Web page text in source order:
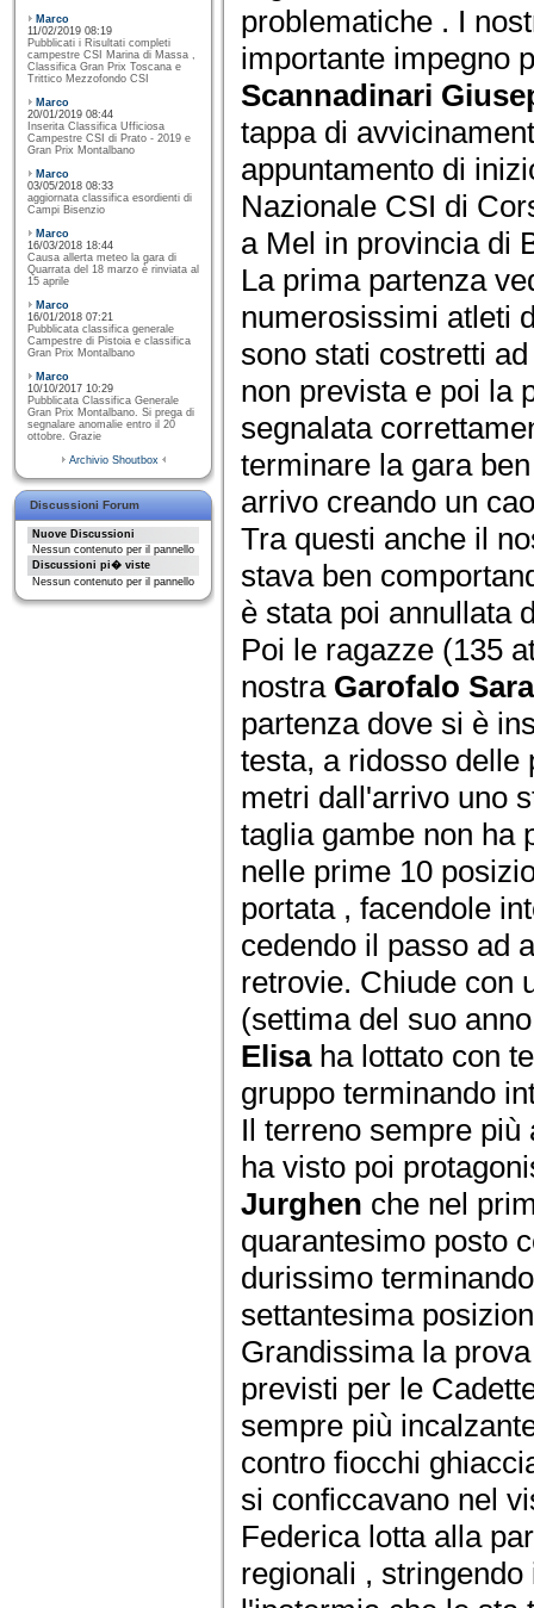
Marco
11/02/2019 08:19
Pubblicati i Risultati completi
campestre CSI Marina di Massa ,
Classifica Gran Prix Toscana e
Trittico Mezzofondo CSI
Marco
20/01/2019 08:44
Inserita Classifica Ufficiosa
Campestre CSI di Prato - 2019 e
Gran Prix Montalbano
Marco
03/05/2018 08:33
aggiornata classifica esordienti di
Campi Bisenzio
Marco
16/03/2018 18:44
Causa allerta meteo la gara di
Quarrata del 18 marzo è rinviata al
15 aprile
Marco
16/01/2018 07:21
Pubblicata classifica generale
Campestre di Pistoia e classifica
Gran Prix Montalbano
Marco
10/10/2017 10:29
Pubblicata Classifica Generale
Gran Prix Montalbano. Si prega di
segnalare anomalie entro il 20
ottobre. Grazie
Archivio Shoutbox
Discussioni Forum
Nuove Discussioni
Nessun contenuto per il pannello
Discussioni pi� viste
Nessun contenuto per il pannello
problematiche . I
importante impegno
Scannadinari
tappa di
appuntamento di
Nazionale CSI di
a Mel in provincia di
La prima partenza
numerosissimi atleti
sono stati costretti
non prevista e poi la
segnalata
terminare la gara
arrivo creando un
Tra questi anche il
stava ben
è stata poi annullata
Poi le ragazze (135
nostra Garofalo Sara
partenza dove si è
testa, a ridosso delle
metri dall'arrivo uno
taglia gambe non ha
nelle prime 10
portata , facendole
cedendo il passo ad
retrovie. Chiude con
(settima del suo
Elisaha lottato con
gruppo terminando
Il terreno sempre più
ha visto poi
Jurghen che nel
quarantesimo posto
durissimo
settantesima
Grandissima la
previsti per le
sempre più
contro fiocchi
si conficcavano nel
Federica lotta alla
regionali ,